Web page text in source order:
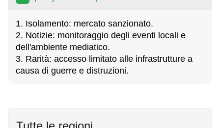
1. Isolamento: mercato sanzionato.
2. Notizie: monitoraggio degli eventi locali e
dell'ambiente mediatico.
3. Rarità: accesso limitato alle infrastrutture a
causa di guerre e distruzioni.